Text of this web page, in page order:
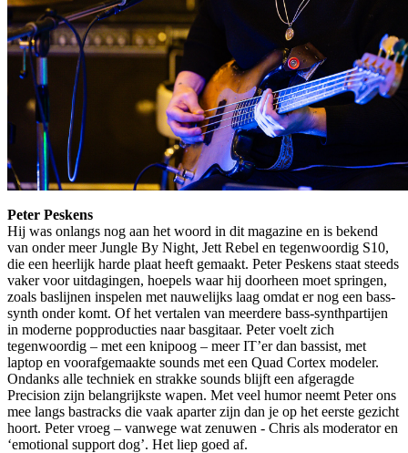
Peter Peskens
Hij was onlangs nog aan het woord in dit magazine en is bekend
van onder meer Jungle By Night, Jett Rebel en tegenwoordig S10,
die een heerlijk harde plaat heeft gemaakt. Peter Peskens staat steeds
vaker voor uitdagingen, hoepels waar hij doorheen moet springen,
zoals baslijnen inspelen met nauwelijks laag omdat er nog een bass-
synth onder komt. Of het vertalen van meerdere bass-synthpartijen
in moderne popproducties naar basgitaar. Peter voelt zich
tegenwoordig – met een knipoog – meer IT’er dan bassist, met
laptop en voorafgemaakte sounds met een Quad Cortex modeler.
Ondanks alle techniek en strakke sounds blijft een afgeragde
Precision zijn belangrijkste wapen. Met veel humor neemt Peter ons
mee langs bastracks die vaak aparter zijn dan je op het eerste gezicht
hoort. Peter vroeg – vanwege wat zenuwen - Chris als moderator en
‘emotional support dog’. Het liep goed af.